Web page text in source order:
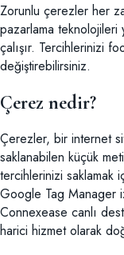
Zorunlu çerezler her
pazarlama teknolojileri
çalışır. Tercihlerinizi
değiştirebilirsiniz.
Çerez nedir?
Çerezler, bir internet
saklanabilen küçük
tercihlerinizi saklamak
Google Tag Manager
Connexease canlı
harici hizmet olarak